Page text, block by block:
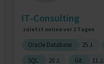
IT-Consulting
zuletzt online vor 2 Tagen
Oracle Database 25 J.
SQL
20 J. Git
11 J.